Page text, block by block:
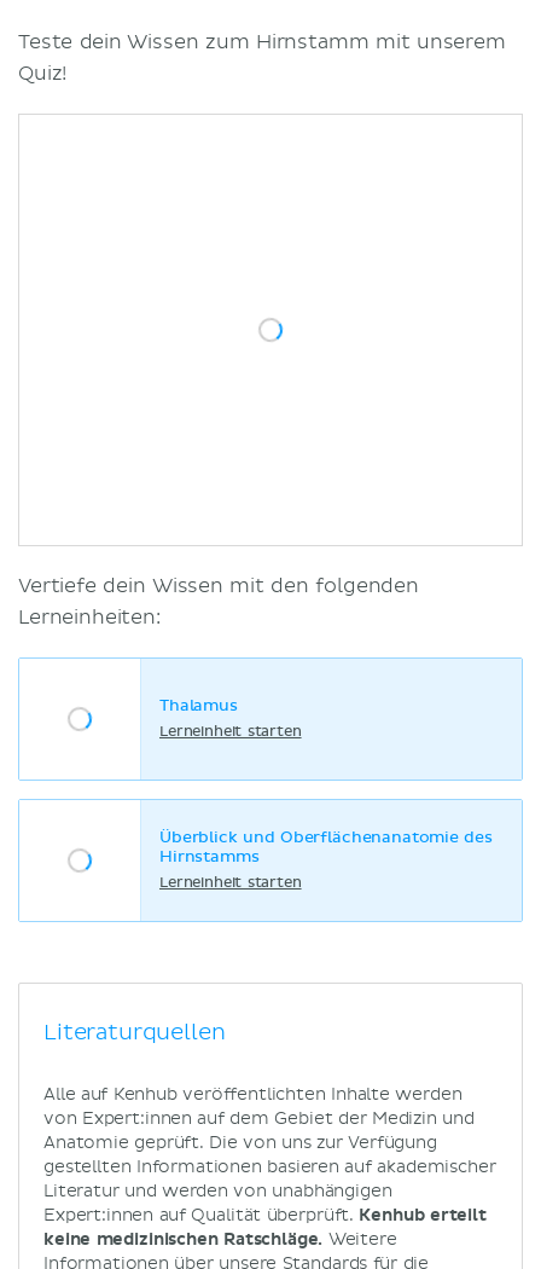
Teste dein Wissen zum Hirnstamm mit unserem
Quiz!
Vertiefe dein Wissen mit den folgenden
Lerneinheiten:
Thalamus
Lerneinheit starten
Überblick und Oberflächenanatomie des
Hirnstamms
Lerneinheit starten
Literaturquellen
Alle auf Kenhub veröffentlichten Inhalte werden
von Expert:innen auf dem Gebiet der Medizin und
Anatomie geprüft. Die von uns zur Verfügung
gestellten Informationen basieren auf akademischer
Literatur und werden von unabhängigen
Expert:innen auf Qualität überprüft. Kenhub erteilt
keine medizinischen Ratschläge. Weitere
Informationen über unsere Standards für die